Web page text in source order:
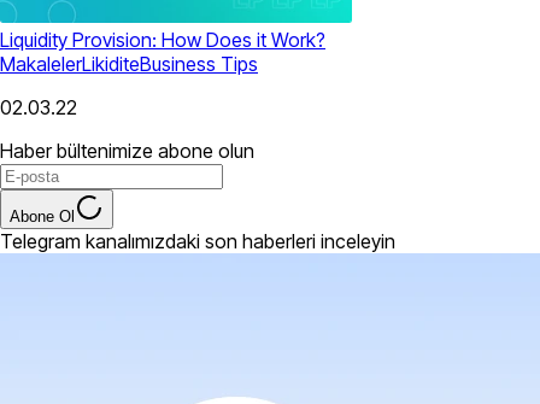
Liquidity Provision: How Does it Work?
MakalelerLikiditeBusiness Tips
02.03.22
Haber bültenimize abone olun
Abone Ol
Telegram kanalımızdaki son haberleri inceleyin